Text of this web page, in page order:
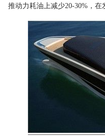
推动力耗油上减少20-30%，在